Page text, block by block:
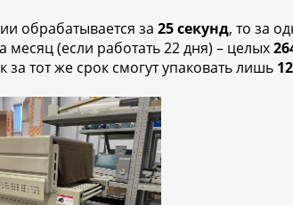
обрабатывается за 25 секунд, то за
месяц (если работать 22 дня) – целых
тот же срок смогут упаковать лишь